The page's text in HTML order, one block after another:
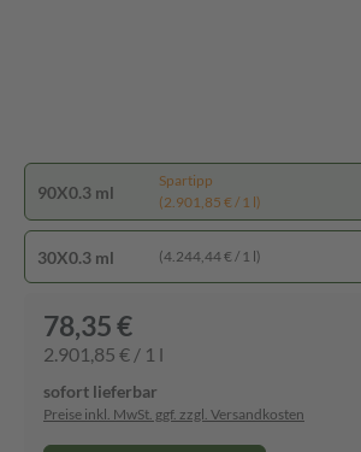
90X0.3 ml
Spartipp
(2.901,85 € / 1 l)
30X0.3 ml (4.244,44 € / 1 l)
78,35 €
2.901,85 € / 1 l
sofort lieferbar
Preise inkl. MwSt. ggf. zzgl. Versandkosten